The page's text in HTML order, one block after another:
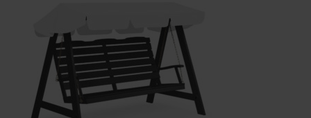
Reklamaatiolomake
Palautuslomake
Blogi